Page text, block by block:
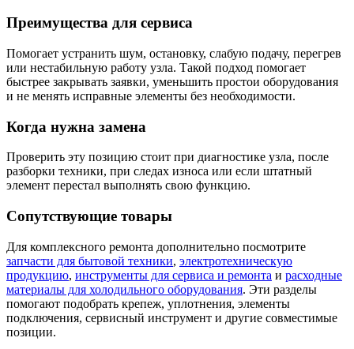
Преимущества для сервиса
Помогает устранить шум, остановку, слабую подачу, перегрев
или нестабильную работу узла. Такой подход помогает
быстрее закрывать заявки, уменьшить простои оборудования
и не менять исправные элементы без необходимости.
Когда нужна замена
Проверить эту позицию стоит при диагностике узла, после
разборки техники, при следах износа или если штатный
элемент перестал выполнять свою функцию.
Сопутствующие товары
Для комплексного ремонта дополнительно посмотрите
запчасти для бытовой техники, электротехническую
продукцию, инструменты для сервиса и ремонта и расходные
материалы для холодильного оборудования. Эти разделы
помогают подобрать крепеж, уплотнения, элементы
подключения, сервисный инструмент и другие совместимые
позиции.